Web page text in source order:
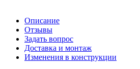
Описание
Отзывы
Задать вопрос
Доставка и монтаж
Изменения в конструкции